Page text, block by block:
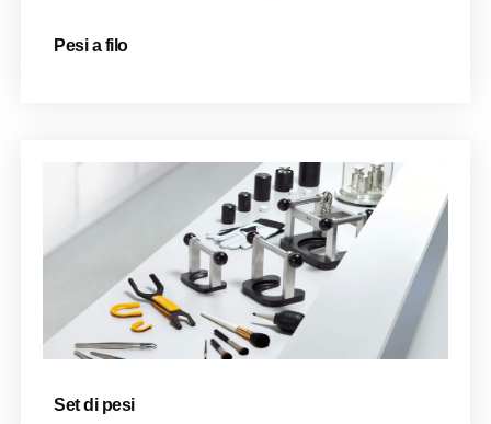
Pesi a filo
Set di pesi